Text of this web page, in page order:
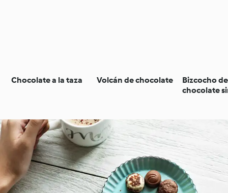
Chocolate a la taza Volcán de chocolate
Bizcocho de
chocolate